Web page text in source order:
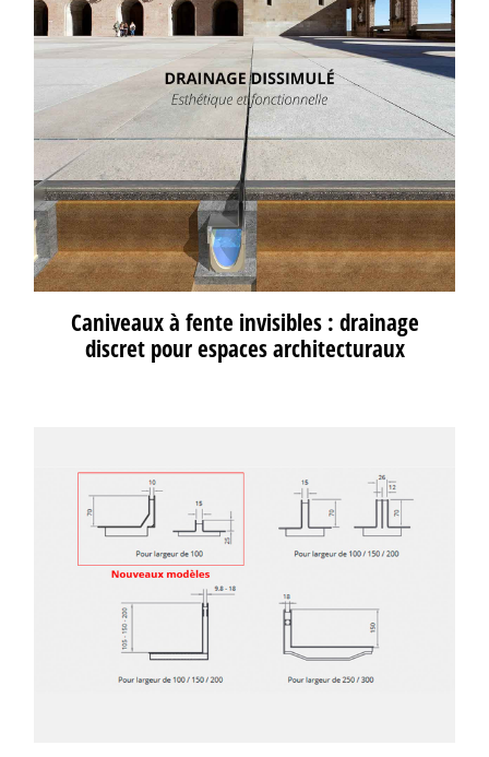
Caniveaux à fente invisibles : drainage
discret pour espaces architecturaux